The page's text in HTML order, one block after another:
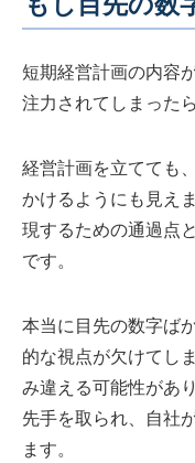
短期経営計画の内容
注力されてしまった
経営計画を立てても
かけるようにも見え
現するための通過点
です。
本当に目先の数字ば
的な視点が欠けてし
み違える可能性があ
先手を取られ、自社
ます。